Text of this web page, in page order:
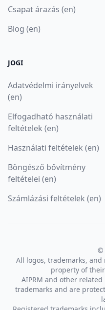
Csapat árazás (en)
Blog (en)
JOGI
Adatvédelmi irányelvek
(en)
Elfogadható használati
feltételek (en)
Használati feltételek (en)
Böngésző bővítmény
feltételei (en)
Számlázási feltételek (en)
©
All logos, trademarks,
property of
AIPRM and other
trademarks and are